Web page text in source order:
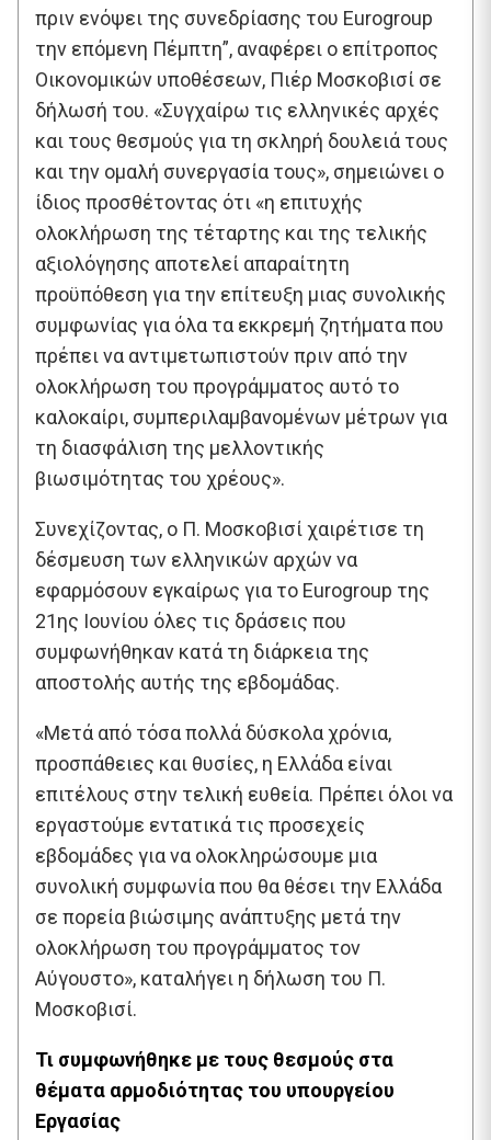
πριν ενόψει της συνεδρίασης του Eurogroup
την επόμενη Πέμπτη”, αναφέρει ο επίτροπος
Οικονομικών υποθέσεων, Πιέρ Μοσκοβισί σε
δήλωσή του. «Συγχαίρω τις ελληνικές αρχές
και τους θεσμούς για τη σκληρή δουλειά τους
και την ομαλή συνεργασία τους», σημειώνει ο
ίδιος προσθέτοντας ότι «η επιτυχής
ολοκλήρωση της τέταρτης και της τελικής
αξιολόγησης αποτελεί απαραίτητη
προϋπόθεση για την επίτευξη μιας συνολικής
συμφωνίας για όλα τα εκκρεμή ζητήματα που
πρέπει να αντιμετωπιστούν πριν από την
ολοκλήρωση του προγράμματος αυτό το
καλοκαίρι, συμπεριλαμβανομένων μέτρων για
τη διασφάλιση της μελλοντικής
βιωσιμότητας του χρέους».
Συνεχίζοντας, ο Π. Μοσκοβισί χαιρέτισε τη
δέσμευση των ελληνικών αρχών να
εφαρμόσουν εγκαίρως για το Eurogroup της
21ης Ιουνίου όλες τις δράσεις που
συμφωνήθηκαν κατά τη διάρκεια της
αποστολής αυτής της εβδομάδας.
«Μετά από τόσα πολλά δύσκολα χρόνια,
προσπάθειες και θυσίες, η Ελλάδα είναι
επιτέλους στην τελική ευθεία. Πρέπει όλοι να
εργαστούμε εντατικά τις προσεχείς
εβδομάδες για να ολοκληρώσουμε μια
συνολική συμφωνία που θα θέσει την Ελλάδα
σε πορεία βιώσιμης ανάπτυξης μετά την
ολοκλήρωση του προγράμματος τον
Αύγουστο», καταλήγει η δήλωση του Π.
Μοσκοβισί.
Τι συμφωνήθηκε με τους θεσμούς στα
θέματα αρμοδιότητας του υπουργείου
Εργασίας